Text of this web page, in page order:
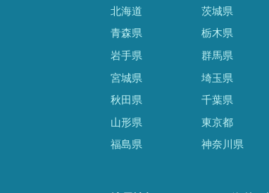
北海道
青森県
岩手県
宮城県
秋田県
山形県
福島県
茨城県
栃木県
群馬県
埼玉県
千葉県
東京都
神奈川県